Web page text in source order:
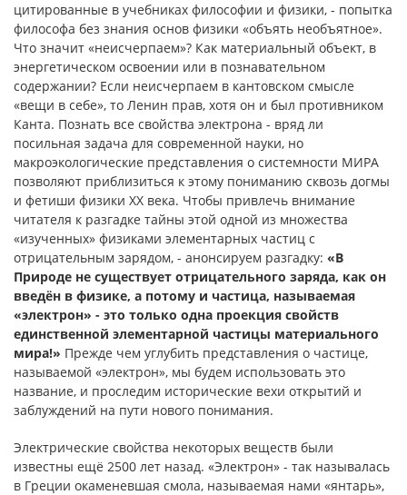
цитированные в учебниках философии и физики, - попытка
философа без знания основ физики «объять необъятное».
Что значит «неисчерпаем»? Как материальный объект, в
энергетическом освоении или в познавательном
содержании? Если неисчерпаем в кантовском смысле
«вещи в себе», то Ленин прав, хотя он и был противником
Канта. Познать все свойства электрона - вряд ли
посильная задача для современной науки, но
макроэкологические представления о системности МИРА
позволяют приблизиться к этому пониманию сквозь догмы
и фетиши физики ХХ века. Чтобы привлечь внимание
читателя к разгадке тайны этой одной из множества
«изученных» физиками элементарных частиц с
отрицательным зарядом, - анонсируем разгадку: «В
Природе не существует отрицательного заряда, как он
введён в физике, а потому и частица, называемая
«электрон» - это только одна проекция свойств
единственной элементарной частицы материального
мира!» Прежде чем углубить представления о частице,
называемой «электрон», мы будем использовать это
название, и проследим исторические вехи открытий и
заблуждений на пути нового понимания.
Электрические свойства некоторых веществ были
известны ещё 2500 лет назад. «Электрон» - так называлась
в Греции окаменевшая смола, называемая нами «янтарь»,